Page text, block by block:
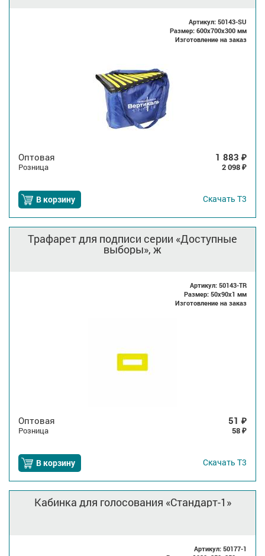
Артикул: 50143-SU
Размер: 600x700x300 мм
Изготовление на заказ
Оптовая 1 883 ₽
Розница 2 098 ₽
В корзину Скачать Т3
Трафарет для подписи серии «Доступные
выборы», ж
Артикул: 50143-TR
Размер: 50x90x1 мм
Изготовление на заказ
Оптовая 51 ₽
Розница 58 ₽
В корзину Скачать Т3
Кабинка для голосования «Стандарт-1»
Артикул: 50177-1